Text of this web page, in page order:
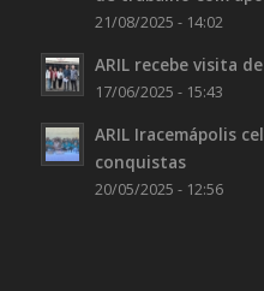
21/08/2025 - 14:02
ARIL recebe visita
17/06/2025 - 15:43
ARIL Iracemápolis
conquistas
20/05/2025 - 12:56